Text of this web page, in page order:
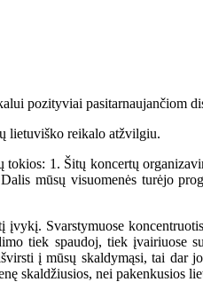
pozityviai pasitarnaujančiom
lietuviško reikalo atžvilgiu.
1. Šitų koncertų
mūsų visuomenės turėjo
Svarstymuose
tiek spaudoj, tiek įvairiuose
į mūsų skaldymąsi, tai dar
skaldžiusios, nei pakenkusios